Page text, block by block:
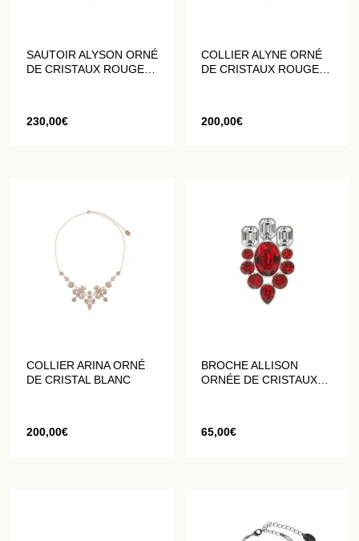
SAUTOIR ALYSON ORNÉ
DE CRISTAUX ROUGES
230,00€
COLLIER ALYNE ORNÉ
DE CRISTAUX ROUGES
200,00€
COLLIER ARINA ORNÉ
DE CRISTAL BLANC
200,00€
BROCHE ALLISON
ORNÉE DE CRISTAUX
65,00€